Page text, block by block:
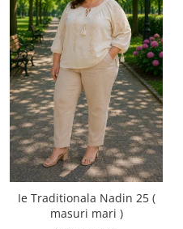
Ie Traditionala Nadin 25 (
masuri mari )